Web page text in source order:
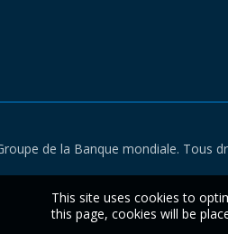
de la Banque mondiale. Tous
This site uses cookies to
this page, cookies will be